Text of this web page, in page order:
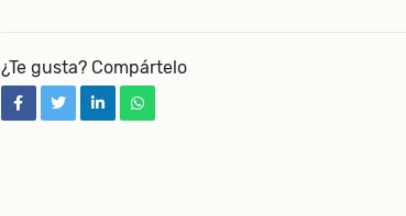
¿Te gusta? Compártelo
facebooktwitterlinkedinwhatsapp